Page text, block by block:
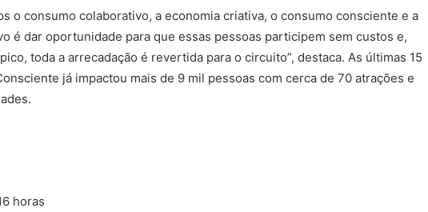
o consumo colaborativo, a economia criativa, o consumo consciente e a
é dar oportunidade para que essas pessoas participem sem custos e,
toda a arrecadação é revertida para o circuito”, destaca. As últimas 15
já impactou mais de 9 mil pessoas com cerca de 70 atrações e
horas